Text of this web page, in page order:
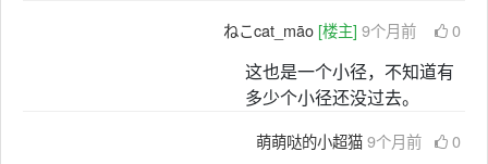
ねこcat_māo [楼主] 9个月前 0
这也是一个小径，不知道有
多少个小径还没过去。
萌萌哒的小超猫9个月前 0